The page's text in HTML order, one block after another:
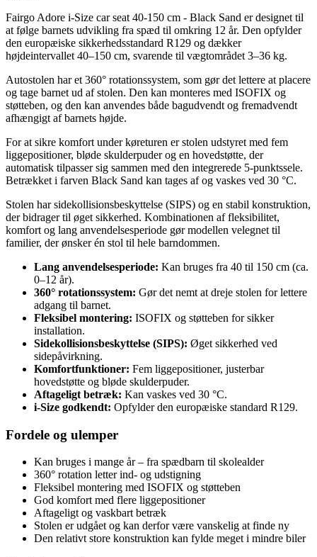
Fairgo Adore i-Size car seat 40-150 cm - Black Sand er designet til
at følge barnets udvikling fra spæd til omkring 12 år. Den opfylder
den europæiske sikkerhedsstandard R129 og dækker
højdeintervallet 40–150 cm, svarende til vægtområdet 3–36 kg.
Autostolen har et 360° rotationssystem, som gør det lettere at placere
og tage barnet ud af stolen. Den kan monteres med ISOFIX og
støtteben, og den kan anvendes både bagudvendt og fremadvendt
afhængigt af barnets højde.
For at sikre komfort under køreturen er stolen udstyret med fem
liggepositioner, bløde skulderpuder og en hovedstøtte, der
automatisk tilpasser sig sammen med den integrerede 5-punktssele.
Betrækket i farven Black Sand kan tages af og vaskes ved 30 °C.
Stolen har sidekollisionsbeskyttelse (SIPS) og en stabil konstruktion,
der bidrager til øget sikkerhed. Kombinationen af fleksibilitet,
komfort og lang anvendelsesperiode gør modellen velegnet til
familier, der ønsker én stol til hele barndommen.
Lang anvendelsesperiode: Kan bruges fra 40 til 150 cm (ca.
0–12 år).
360° rotationssystem: Gør det nemt at dreje stolen for lettere
adgang til barnet.
Fleksibel montering: ISOFIX og støtteben for sikker
installation.
Sidekollisionsbeskyttelse (SIPS): Øget sikkerhed ved
sidepåvirkning.
Komfortfunktioner: Fem liggepositioner, justerbar
hovedstøtte og bløde skulderpuder.
Aftageligt betræk: Kan vaskes ved 30 °C.
i-Size godkendt: Opfylder den europæiske standard R129.
Fordele og ulemper
Kan bruges i mange år – fra spædbarn til skolealder
360° rotation letter ind- og udstigning
Fleksibel montering med ISOFIX og støtteben
God komfort med flere liggepositioner
Aftageligt og vaskbart betræk
Stolen er udgået og kan derfor være vanskelig at finde ny
Den relativt store konstruktion kan fylde meget i mindre biler